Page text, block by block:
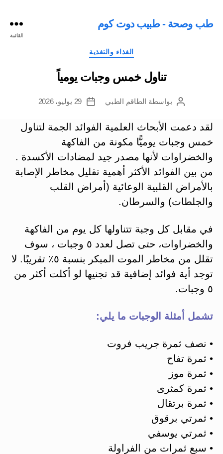
طب وصحة - طبيب دوت كوم
القائمة
التصنيفات
الغذاء والتغذية
تناول خمس وجبات يومياً
كاتببواسطة الطاقم الطبي
تاريخ
29 يوليو، 2026
لقد دعمت الأبحاث العلمية الفوائد الجمة لتناول
خمس وجبات يوميًّا مكونة من الفاكهة
والخضراوات لأنها مصدر جيد لمضادات الأكسدة .
من بين الفوائد الأكثر أهمية تقليل مخاطر الإصابة
بالأمراض القلبية الوعائية (أمراض القلب
والجلطات) والسرطان.
في مقابل كل وجبة تتناولها كل يوم من الفاكهة
والخضراوات، حتى تصل لعدد ٥ وجبات ، سوف
تقلل من مخاطر الموت المبكر بنسبة ٥٪ تقريبًا. لا
توجد أية فوائد إضافية قد تجنيها لو أكلت أكثر من
٥ وجبات.
تشمل أمثلة الوجبات ما يلي:
• نصف ثمرة جريب فروت
• ثمرة تفاح
• ثمرة موز
• ثمرة کمثری
• ثمرة برتقال
• ثمرتي برقوق
• ثمرتي يوسفي
• سبع ثمرات من الفراولة